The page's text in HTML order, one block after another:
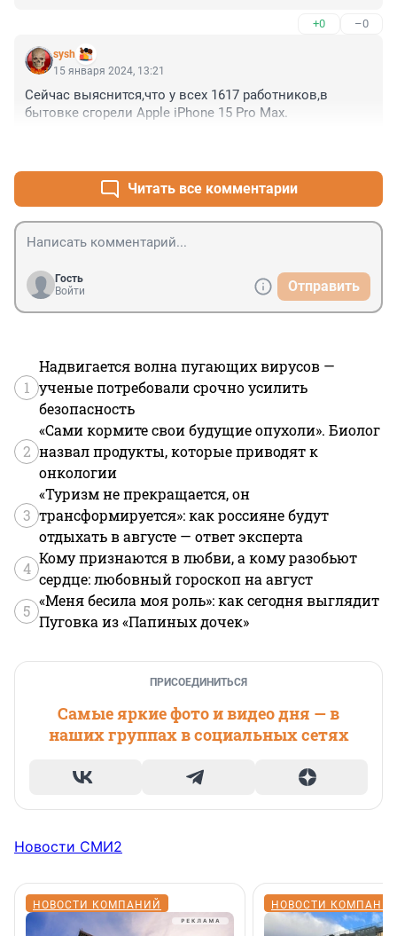
+0 –0
sysh
15 января 2024, 13:21
Сейчас выяснится,что у всех 1617 работников,в
бытовке сгорели Apple iPhone 15 Pro Max.
Читать все комментарии
Гость
Войти
Отправить
1
Надвигается волна пугающих вирусов —
ученые потребовали срочно усилить
безопасность
2
«Сами кормите свои будущие опухоли». Биолог
назвал продукты, которые приводят к
онкологии
3
«Туризм не прекращается, он
трансформируется»: как россияне будут
отдыхать в августе — ответ эксперта
4
Кому признаются в любви, а кому разобьют
сердце: любовный гороскоп на август
5
«Меня бесила моя роль»: как сегодня выглядит
Пуговка из «Папиных дочек»
ПРИСОЕДИНИТЬСЯ
Самые яркие фото и видео дня — в
наших группах в социальных сетях
Новости СМИ2
НОВОСТИ КОМПАНИЙ НОВОСТИ